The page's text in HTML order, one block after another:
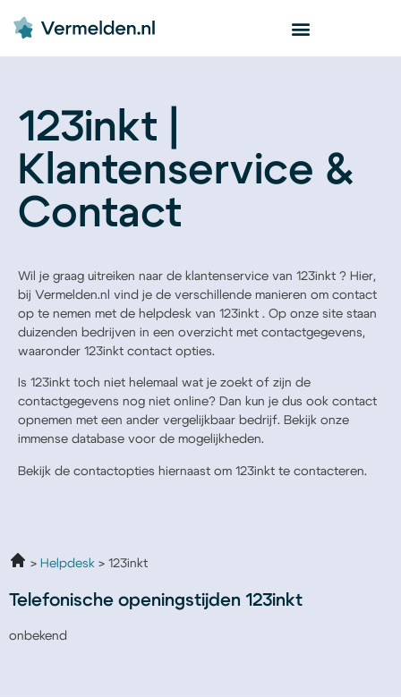
123inkt |
Klantenservice &
Contact
Wil je graag uitreiken naar de klantenservice van 123inkt ? Hier,
bij Vermelden.nl vind je de verschillende manieren om contact
op te nemen met de helpdesk van 123inkt . Op onze site staan
duizenden bedrijven in een overzicht met contactgegevens,
waaronder 123inkt contact opties.
Is 123inkt toch niet helemaal wat je zoekt of zijn de
contactgegevens nog niet online? Dan kun je dus ook contact
opnemen met een ander vergelijkbaar bedrijf. Bekijk onze
immense database voor de mogelijkheden.
Bekijk de contactopties hiernaast om 123inkt te contacteren.
Helpdesk 123inkt
Telefonische openingstijden 123inkt
onbekend